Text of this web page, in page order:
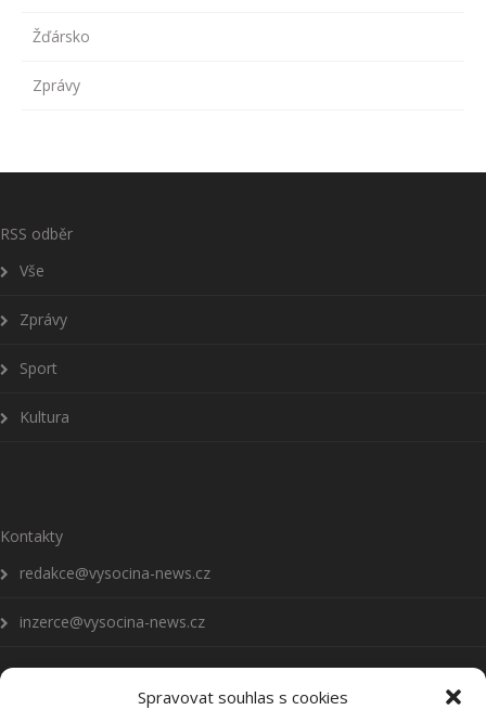
Spravovat souhlas s cookies
Žďársko
Zprávy
RSS odběr
Vše
Zprávy
Sport
Kultura
Kontakty
redakce@vysocina-news.cz
inzerce@vysocina-news.cz